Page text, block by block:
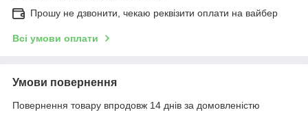
Прошу не дзвонити, чекаю реквізити оплати на вайбер
Всі умови оплати
Умови повернення
Повернення товару впродовж 14 днів за домовленістю